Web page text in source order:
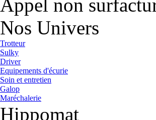
Appel non
Nos Univers
Trotteur
Sulky
Driver
Equipements d'écurie
Soin et entretien
Galop
Maréchalerie
Hippomat